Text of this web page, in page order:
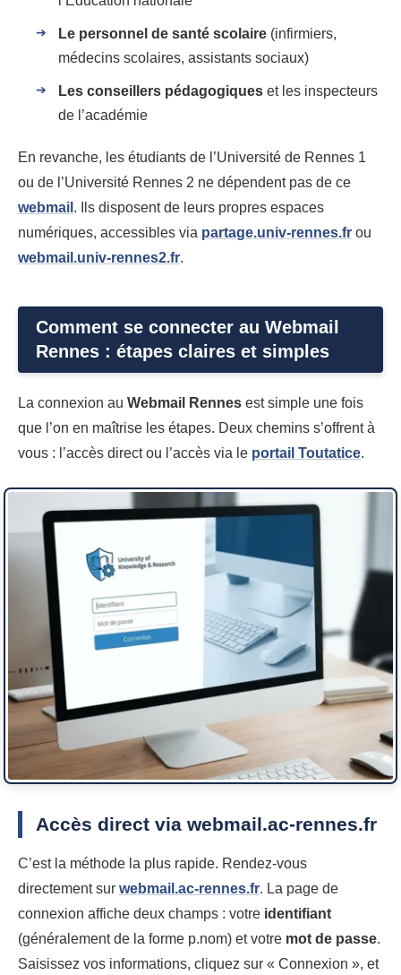
Le personnel de santé scolaire (infirmiers,
médecins scolaires, assistants sociaux)
Les conseillers pédagogiques et les inspecteurs
de l’académie
En revanche, les étudiants de l’Université de Rennes 1
ou de l’Université Rennes 2 ne dépendent pas de ce
webmail . Ils disposent de leurs propres espaces
numériques, accessibles via partage.univ-rennes.fr ou
webmail.univ-rennes2.fr.
Comment se connecter au Webmail
Rennes : étapes claires et simples
La connexion au Webmail Rennes est simple une fois
que l’on en maîtrise les étapes. Deux chemins s’offrent à
vous : l’accès direct ou l’accès via le portail Toutatice.
Accès direct via webmail.ac-rennes.fr
C’est la méthode la plus rapide. Rendez-vous
directement sur webmail.ac-rennes.fr. La page de
connexion affiche deux champs : votre identifiant
(généralement de la forme p.nom) et votre mot de passe.
Saisissez vos informations, cliquez sur « Connexion », et